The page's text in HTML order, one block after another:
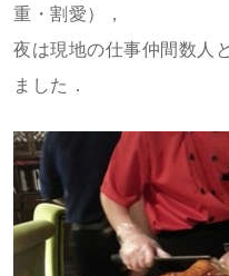
重・割愛），
夜は現地の仕事仲間数人
ました．